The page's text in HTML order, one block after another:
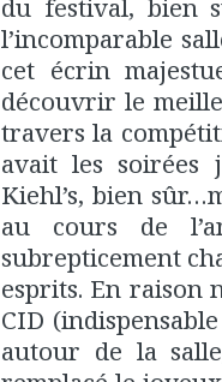
du festival, bien
l’incomparable
cet écrin
découvrir le
travers la
avait les soirées
Kiehl’s, bien
au cours de
subrepticement
esprits. En raison
CID
autour de la